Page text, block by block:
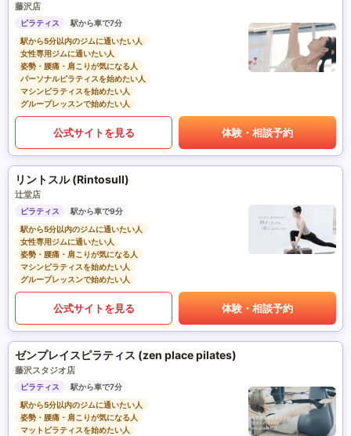
藤沢店
ピラティス
駅から車で7分
駅から5分以内のジムに通いたい人
女性専用ジムに通いたい人
姿勢・腰痛・肩こりが気になる人
パーソナルピラティスを始めたい人
マシンピラティスを始めたい人
グループレッスンで始めたい人
公式サイトを見る 体験・相談予約
リントスル (Rintosull)
辻堂店
ピラティス
駅から車で9分
駅から5分以内のジムに通いたい人
女性専用ジムに通いたい人
姿勢・腰痛・肩こりが気になる人
マシンピラティスを始めたい人
グループレッスンで始めたい人
公式サイトを見る 体験・相談予約
ゼンプレイスピラティス (zen place pilates)
藤沢スタジオ店
ピラティス
駅から車で7分
駅から5分以内のジムに通いたい人
姿勢・腰痛・肩こりが気になる人
マットピラティスを始めたい人